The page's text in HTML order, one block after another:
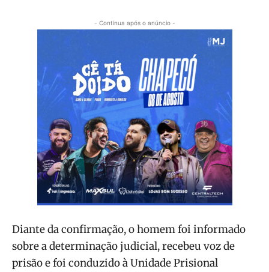
- Continua após o anúncio -
Diante da confirmação, o homem foi informado
sobre a determinação judicial, recebeu voz de
prisão e foi conduzido à Unidade Prisional